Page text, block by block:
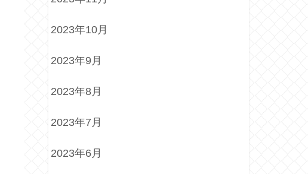
2023年10月
2023年9月
2023年8月
2023年7月
2023年6月